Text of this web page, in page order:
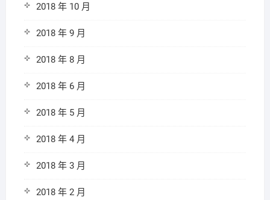
2018 年 10 月
2018 年 9 月
2018 年 8 月
2018 年 6 月
2018 年 5 月
2018 年 4 月
2018 年 3 月
2018 年 2 月